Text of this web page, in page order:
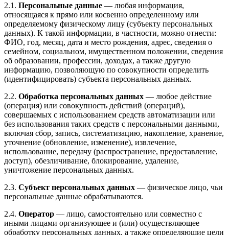
2.1. Персональные данные — любая информация,
относящаяся к прямо или косвенно определенному или
определяемому физическому лицу (субъекту персональных
данных). К такой информации, в частности, можно отнести:
ФИО, год, месяц, дата и место рождения, адрес, сведения о
семейном, социальном, имущественном положении, сведения
об образовании, профессии, доходах, а также другую
информацию, позволяющую по совокупности определить
(идентифицировать) субъекта персональных данных.
2.2. Обработка персональных данных — любое действие
(операция) или совокупность действий (операций),
совершаемых с использованием средств автоматизации или
без использования таких средств с персональными данными,
включая сбор, запись, систематизацию, накопление, хранение,
уточнение (обновление, изменение), извлечение,
использование, передачу (распространение, предоставление,
доступ), обезличивание, блокирование, удаление,
уничтожение персональных данных.
2.3. Субъект персональных данных — физическое лицо, чьи
персональные данные обрабатываются.
2.4. Оператор — лицо, самостоятельно или совместно с
иными лицами организующее и (или) осуществляющее
обработку персональных данных, а также определяющие цели